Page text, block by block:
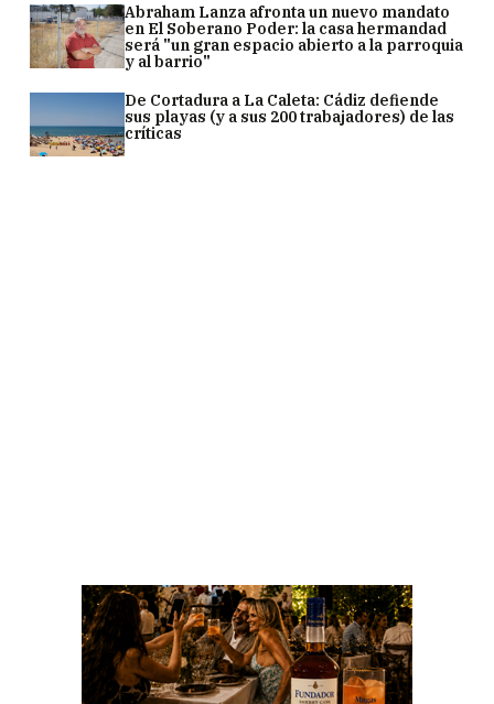
Abraham Lanza afronta un nuevo mandato
en El Soberano Poder: la casa hermandad
será "un gran espacio abierto a la parroquia
y al barrio"
De Cortadura a La Caleta: Cádiz defiende
sus playas (y a sus 200 trabajadores) de las
críticas